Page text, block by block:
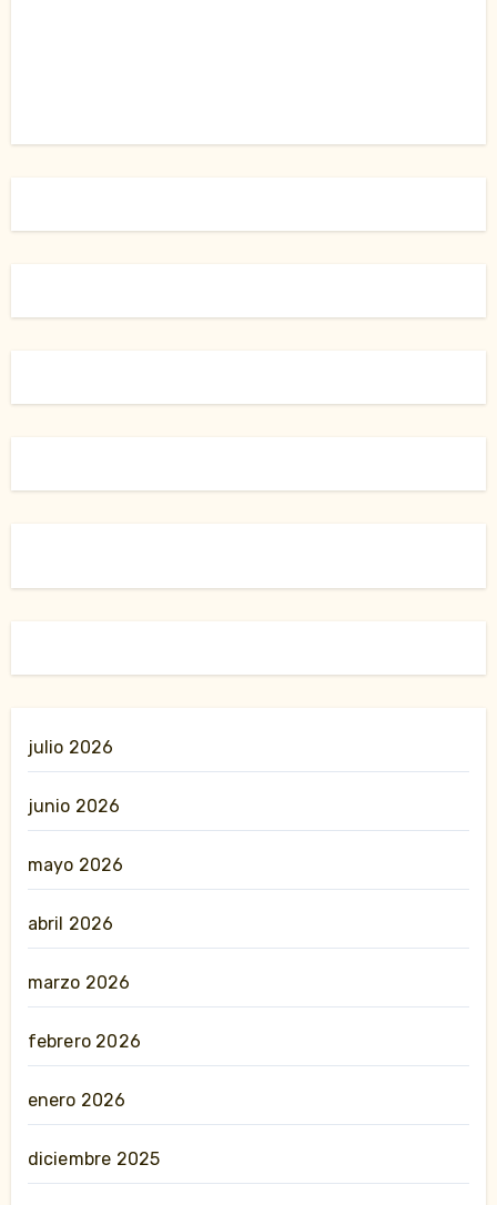
julio 2026
junio 2026
mayo 2026
abril 2026
marzo 2026
febrero 2026
enero 2026
diciembre 2025